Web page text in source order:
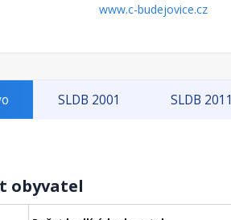
www.c-budejovice.cz
SLDB 2001 SLDB 2011
obyvatel